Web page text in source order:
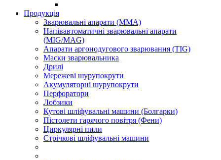
Продукція
Зварювальні апарати (ММА)
Напівавтоматичні зварювальні апарати
(MIG/MAG)
Апарати аргонодугового зварювання (TIG)
Маски зварювальника
Дрилі
Мережеві шурупокрути
Акумуляторні шурупокрути
Перфоратори
Лобзики
Кутові шліфувальні машини (Болгарки)
Пістолети гарячого повітря (Фени)
Циркулярні пили
Стрічкові шліфувальні машини